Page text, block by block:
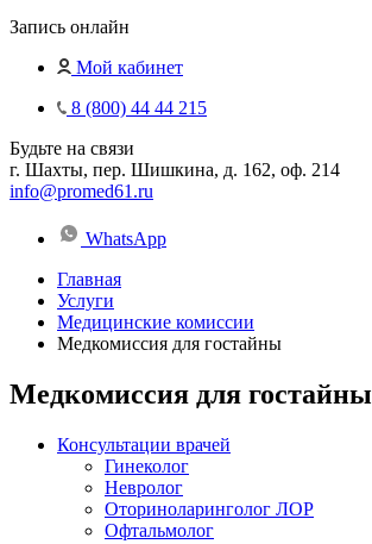
Запись онлайн
Мой кабинет
8 (800) 44 44 215
Будьте на связи
г. Шахты, пер. Шишкина, д. 162, оф. 214
info@promed61.ru
WhatsApp
Главная
Услуги
Медицинские комиссии
Медкомиссия для гостайны
Медкомиссия для гостайны
Консультации врачей
Гинеколог
Невролог
Оториноларинголог ЛОР
Офтальмолог